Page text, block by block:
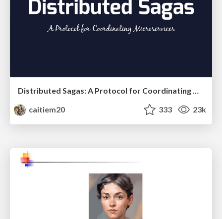
Distributed Sagas: A Protocol for Coordinating Microservices
caitiem20
333 23k